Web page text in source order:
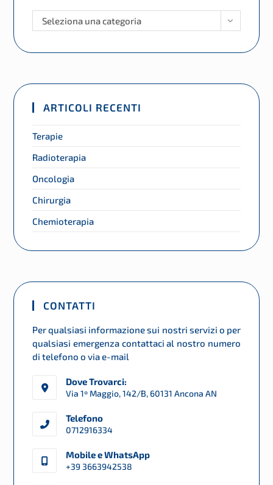
Seleziona una categoria
ARTICOLI RECENTI
Terapie
Radioterapia
Oncologia
Chirurgia
Chemioterapia
CONTATTI
Per qualsiasi informazione sui nostri servizi o per
qualsiasi emergenza contattaci al nostro numero
di telefono o via e-mail
Dove Trovarci:
Via 1º Maggio, 142/B, 60131 Ancona AN
Telefono
0712916334
Mobile e WhatsApp
+39 3663942538